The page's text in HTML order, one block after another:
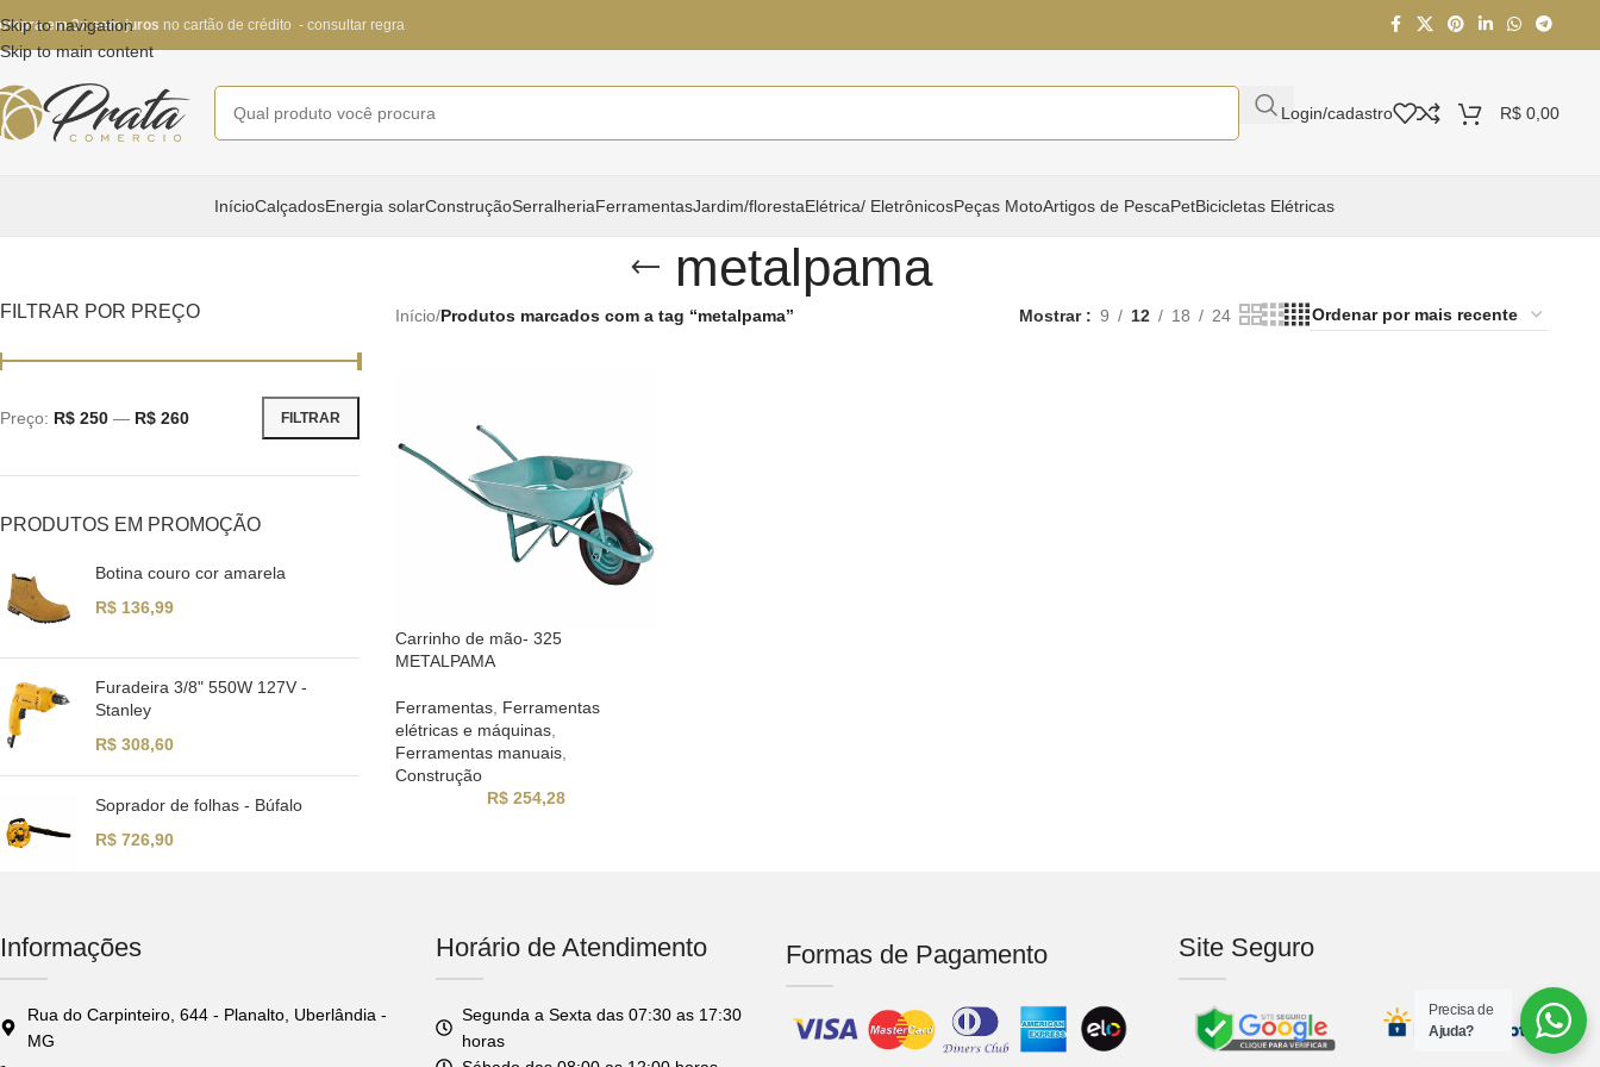
Skip to navigation
Skip to main content
em 3x sem juros no cartão de crédito - consultar regra
Login/cadastro R$ 0,00
InícioCalçadosEnergia solarConstruçãoSerralheriaFerramentasJardim/florestaElétrica/ EletrônicosPeças MotoArtigos de PescaPetBicicletas Elétricas
metalpama
FILTRAR POR PREÇO
FILTRAR
Preço: R$ 250 — R$ 260
PRODUTOS EM PROMOÇÃO
Botina couro cor amarela
R$ 136,99
Furadeira 3/8" 550W 127V -
Stanley
R$ 308,60
Soprador de folhas - Búfalo
R$ 726,90
Início/Produtos marcados com a tag “metalpama” Mostrar 9 12 18 24
Carrinho de mão- 325
METALPAMA
Ferramentas, Ferramentas
elétricas e máquinas,
Ferramentas manuais,
Construção
R$ 254,28
Informações
Rua do Carpinteiro, 644 - Planalto, Uberlândia -
MG
Horário de Atendimento
Segunda a Sexta das 07:30 as 17:30
horas
Formas de Pagamento Site Seguro
Precisa de
Ajuda?